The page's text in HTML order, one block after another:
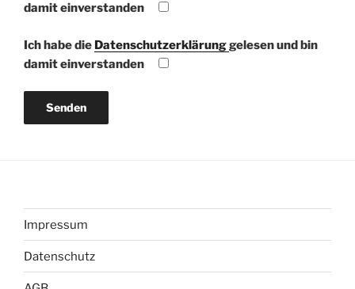
damit einverstanden
Ich habe die Datenschutzerklärunggelesen und bin
damit einverstanden
Impressum
Datenschutz